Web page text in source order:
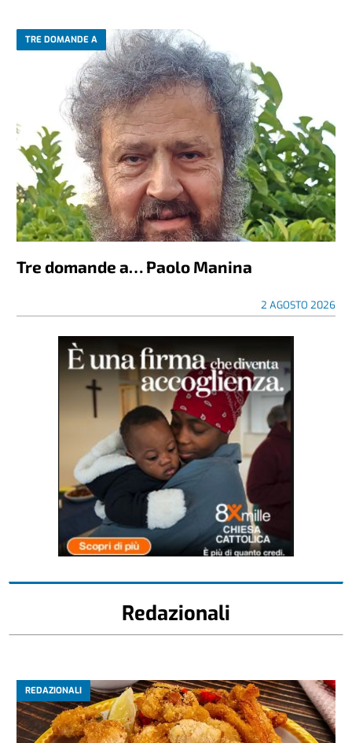
TRE DOMANDE A
Tre domande a… Paolo Manina
2 AGOSTO 2026
Redazionali
REDAZIONALI